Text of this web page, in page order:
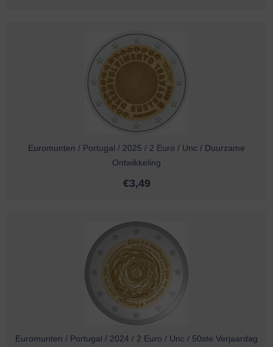
Euromunten / Portugal / 2025 / 2 Euro / Unc / Duurzame
Ontwikkeling
€3,49
Euromunten / Portugal / 2024 / 2 Euro / Unc / 50ste Verjaardag